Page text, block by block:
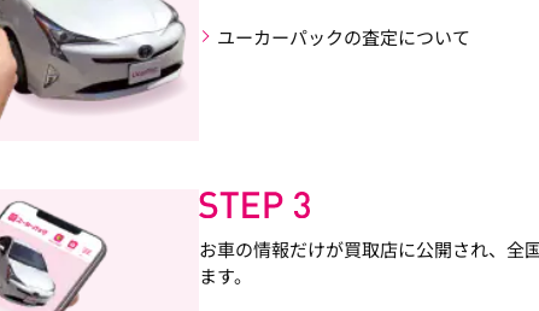
ユーカーパックの査定について
お車の情報だけが買取店に公開され、全
ます。